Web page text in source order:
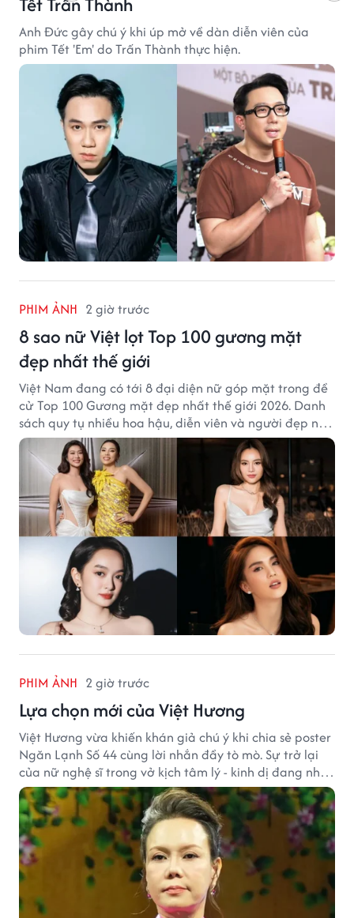
Anh Đức gây chú ý khi úp mở về dàn diễn viên của
phim Tết 'Em' do Trấn Thành thực hiện.
PHIM ẢNH 2 giờ trước
8 sao nữ Việt lọt Top 100 gương mặt
đẹp nhất thế giới
Việt Nam đang có tới 8 đại diện nữ góp mặt trong đề
cử Top 100 Gương mặt đẹp nhất thế giới 2026. Danh
sách quy tụ nhiều hoa hậu, diễn viên và người đẹp nổi
tiếng của showbiz Việt.
PHIM ẢNH 2 giờ trước
Lựa chọn mới của Việt Hương
Việt Hương vừa khiến khán giả chú ý khi chia sẻ poster
Ngăn Lạnh Số 44 cùng lời nhắn đầy tò mò. Sự trở lại
của nữ nghệ sĩ trong vở kịch tâm lý - kinh dị đang nhận
được nhiều quan tâm từ công chúng.